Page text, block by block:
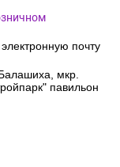
почту
мкр.
павильон